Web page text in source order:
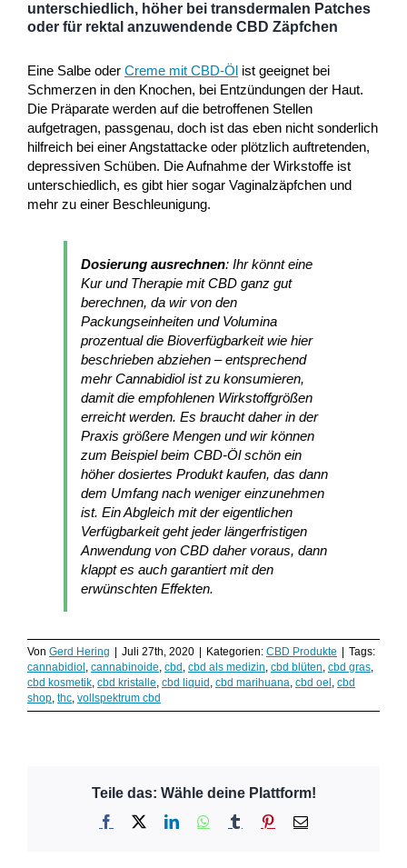
unterschiedlich, höher bei transdermalen Patches
oder für rektal anzuwendende CBD Zäpfchen
Eine Salbe oder Creme mit CBD-Öl ist geeignet bei
Schmerzen in den Knochen, bei Entzündungen der Haut.
Die Präparate werden auf die betroffenen Stellen
aufgetragen, passgenau, doch ist das eben nicht sonderlich
hilfreich bei einer Angstattacke oder plötzlich auftretenden,
depressiven Schüben. Die Aufnahme der Wirkstoffe ist
unterschiedlich, es gibt hier sogar Vaginalzäpfchen und
mehr zu einer Beschleunigung.
Dosierung ausrechnen: Ihr könnt eine
Kur und Therapie mit CBD ganz gut
berechnen, da wir von den
Packungseinheiten und Volumina
prozentual die Bioverfügbarkeit wie hier
beschrieben abziehen – entsprechend
mehr Cannabidiol ist zu konsumieren,
damit die empfohlenen Wirkstoffgrößen
erreicht werden. Es braucht daher in der
Praxis größere Mengen und wir können
zum Beispiel beim CBD-Öl schön ein
höher dosiertes Produkt kaufen, das dann
dem Umfang nach weniger einzunehmen
ist. Ein Abgleich mit der eigentlichen
Verfügbarkeit geht jeder längerfristigen
Anwendung von CBD daher voraus, dann
klappt es auch garantiert mit den
erwünschten Effekten.
Von Gerd Hering Juli 27th, 2020 Kategorien: CBD Produkte
Tags:
cannabidiol , cannabinoide, cbd , cbd als medizin, cbd blüten, cbd gras,
cbd kosmetik, cbd kristalle, cbd liquid , cbd marihuana, cbd oel , cbd
shop, thc, vollspektrum cbd
Teile das: Wähle deine Plattform!
Facebook LinkedInWhatsApp
Tumblr Pinterest
E-